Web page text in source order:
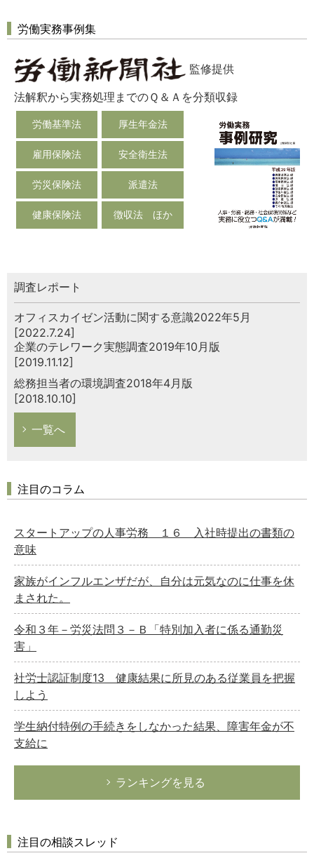
労働実務事例集
監修提供
法解釈から実務処理までのＱ＆Ａを分類収録
労働基準法 厚生年金法
雇用保険法 安全衛生法
労災保険法 派遣法
健康保険法 徴収法 ほか
調査レポート
オフィスカイゼン活動に関する意識2022年5月
[2022.7.24]
企業のテレワーク実態調査2019年10月版
[2019.11.12]
総務担当者の環境調査2018年4月版
[2018.10.10]
一覧へ
注目のコラム
スタートアップの人事労務 １６ 入社時提出の書類の
意味
家族がインフルエンザだが、自分は元気なのに仕事を休
まされた。
令和３年－労災法問３－Ｂ「特別加入者に係る通勤災
害」
社労士認証制度13 健康結果に所見のある従業員を把握
しよう
学生納付特例の手続きをしなかった結果、障害年金が不
支給に
ランキングを見る
注目の相談スレッド